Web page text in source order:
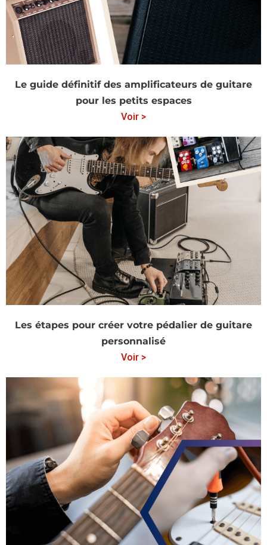
Le guide définitif des amplificateurs de guitare
pour les petits espaces
Voir >
Les étapes pour créer votre pédalier de guitare
personnalisé
Voir >